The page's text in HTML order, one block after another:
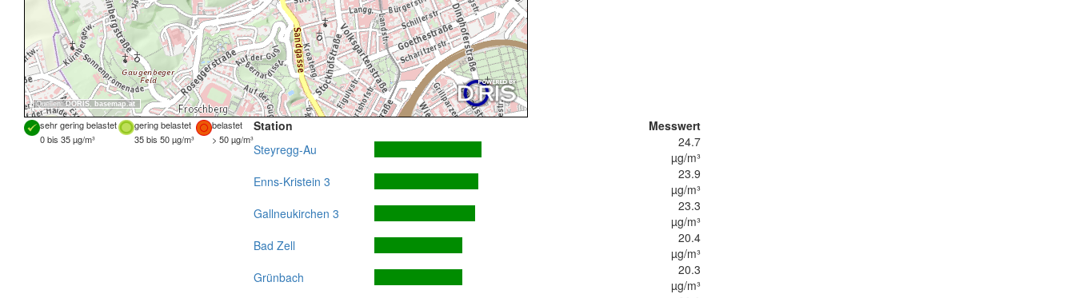
Quellen:DORIS, basemap.at
sehr gering belastet gering belastet
belastet
0 bis 35 µg/m³
35 bis 50 µg/m³ > 50 µg/m³
Station
Messwert
Steyregg-Au
24.7
µg/m³
Enns-Kristein 3
23.9
µg/m³
Gallneukirchen 3
23.3
µg/m³
Bad Zell
20.4
µg/m³
Grünbach
20.3
µg/m³